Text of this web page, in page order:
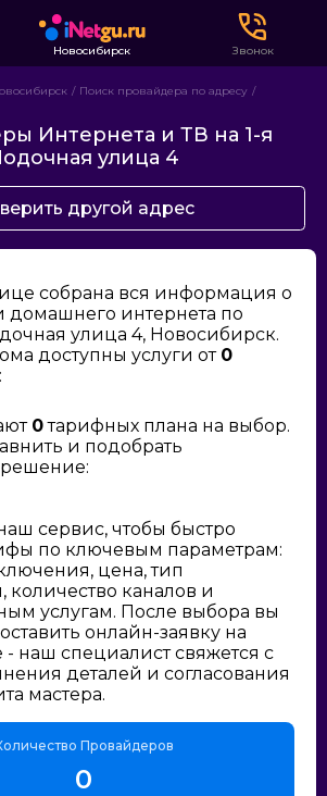
Новосибирск Звонок
Поиск провайдера по адресу
Интернета и ТВ на 1-я
улица 4
другой адрес
собрана вся информация о
интернета по
улица 4, Новосибирск.
доступны услуги от 0
0тарифных плана на выбор.
и подобрать
сервис, чтобы быстро
по ключевым параметрам:
цена, тип
каналов и
услугам. После выбора вы
онлайн-заявку на
наш специалист свяжется с
деталей и согласования
мастера.
Провайдеров
0